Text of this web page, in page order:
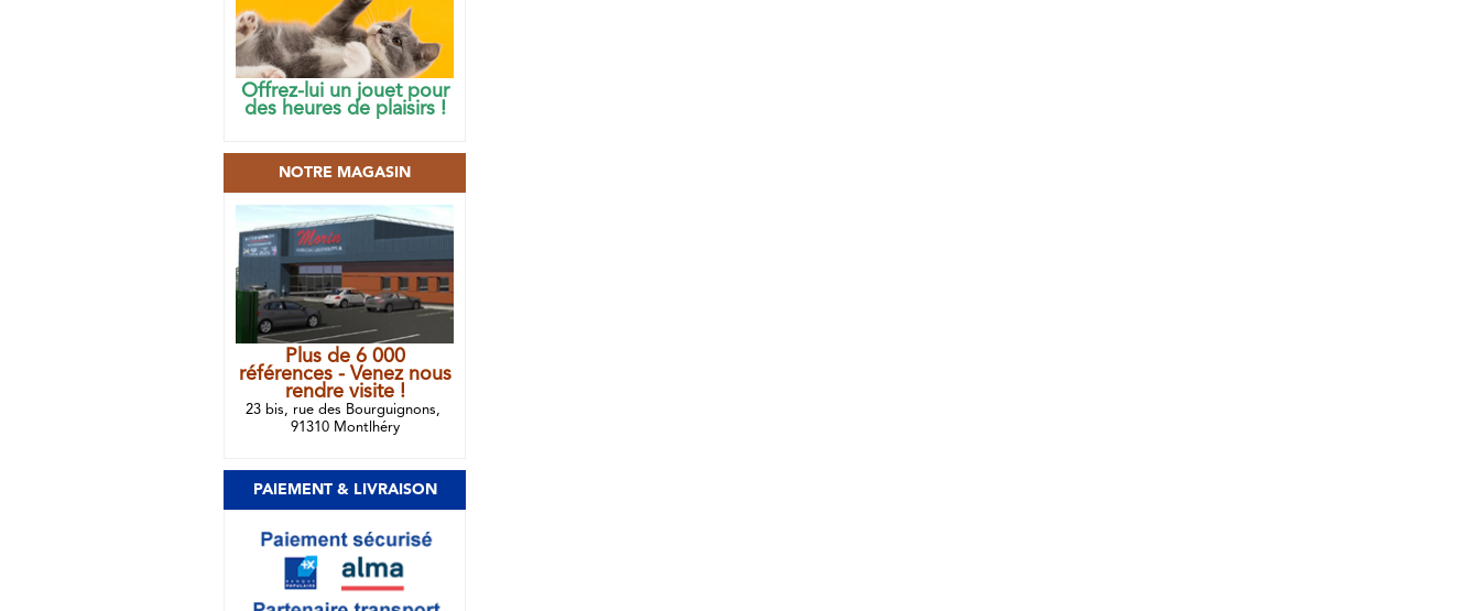
Offrez-lui un jouet pour
des heures de plaisirs !
NOTRE MAGASIN
Plus de 6 000
références - Venez nous
rendre visite !
23 bis, rue des Bourguignons,
91310 Montlhéry
PAIEMENT & LIVRAISON